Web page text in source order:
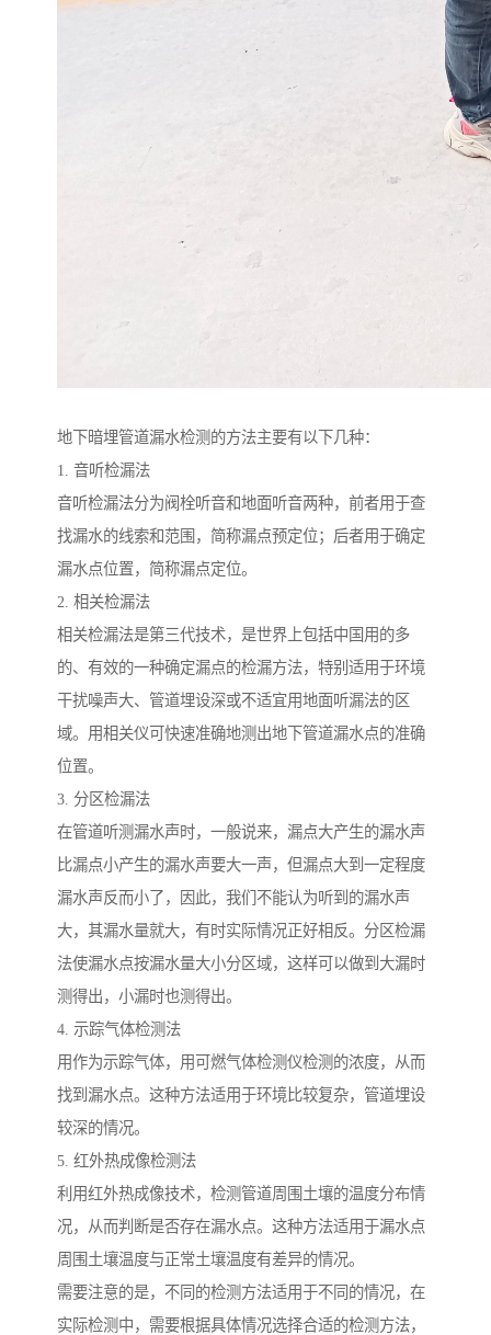
地下暗埋管道漏水检测的方法主要有以下几种：
1. 音听检漏法
音听检漏法分为阀栓听音和地面听音两种，前者用于查
找漏水的线索和范围，简称漏点预定位；后者用于确定
漏水点位置，简称漏点定位。
2. 相关检漏法
相关检漏法是第三代技术，是世界上包括中国用的多
的、有效的一种确定漏点的检漏方法，特别适用于环境
干扰噪声大、管道埋设深或不适宜用地面听漏法的区
域。用相关仪可快速准确地测出地下管道漏水点的准确
位置。
3. 分区检漏法
在管道听测漏水声时，一般说来，漏点大产生的漏水声
比漏点小产生的漏水声要大一声，但漏点大到一定程度
漏水声反而小了，因此，我们不能认为听到的漏水声
大，其漏水量就大，有时实际情况正好相反。分区检漏
法使漏水点按漏水量大小分区域，这样可以做到大漏时
测得出，小漏时也测得出。
4. 示踪气体检测法
用作为示踪气体，用可燃气体检测仪检测的浓度，从而
找到漏水点。这种方法适用于环境比较复杂，管道埋设
较深的情况。
5. 红外热成像检测法
利用红外热成像技术，检测管道周围土壤的温度分布情
况，从而判断是否存在漏水点。这种方法适用于漏水点
周围土壤温度与正常土壤温度有差异的情况。
需要注意的是，不同的检测方法适用于不同的情况，在
实际检测中，需要根据具体情况选择合适的检测方法，